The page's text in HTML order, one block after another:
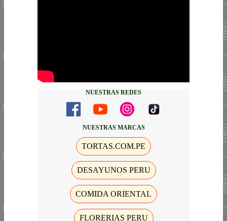
NUESTRAS REDES
NUESTRAS MARCAS
TORTAS.COM.PE
DESAYUNOS PERU
COMIDA ORIENTAL
FLORERIAS PERU